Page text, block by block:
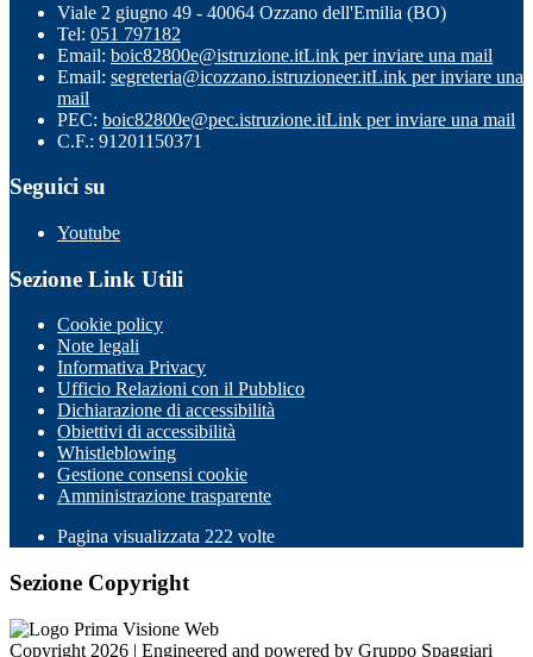
Viale 2 giugno 49 - 40064 Ozzano dell'Emilia (BO)
Tel: 051 797182
Email: boic82800e@istruzione.itLink per inviare una mail
Email: segreteria@icozzano.istruzioneer.itLink per inviare una
mail
PEC: boic82800e@pec.istruzione.itLink per inviare una mail
C.F.: 91201150371
Seguici su
Youtube
Sezione Link Utili
Cookie policy
Note legali
Informativa Privacy
Ufficio Relazioni con il Pubblico
Dichiarazione di accessibilità
Obiettivi di accessibilità
Whistleblowing
Gestione consensi cookie
Amministrazione trasparente
Pagina visualizzata 222 volte
Sezione Copyright
Copyright 2026 | Engineered and powered by Gruppo Spaggiari